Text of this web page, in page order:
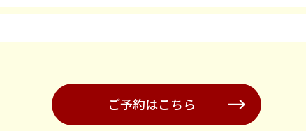
ご予約はこちら